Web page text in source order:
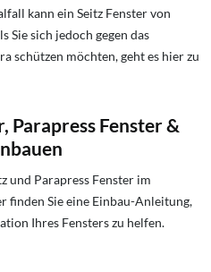
kann ein Seitz Fenster von
Sie sich jedoch gegen das
schützen möchten, geht es hier zu
Parapress Fenster &
und Parapress Fenster im
Sie eine Einbau-Anleitung,
Ihres Fensters zu helfen.